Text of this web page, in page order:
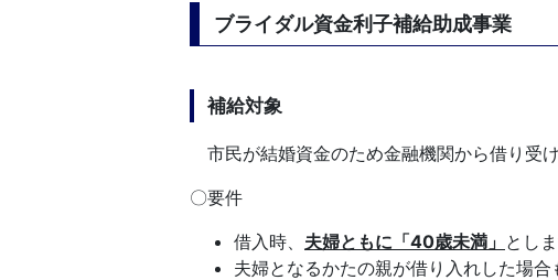
ブライダル資金利子補給助成事業
補給対象
市民が結婚資金のため金融機関から借り受
〇要件
借入時、 夫婦ともに「40歳未満」 とし
夫婦となるかたの親が借り入れした場合